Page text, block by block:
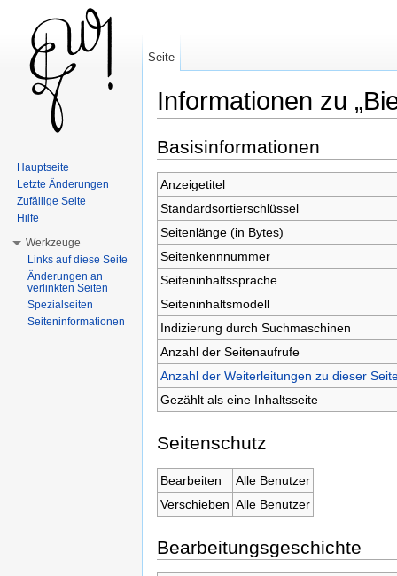
Informationen zu
Basisinformationen
Anzeigetitel
Standardsortierschlüssel
Seitenlänge (in Bytes)
Seitenkennnummer
Seiteninhaltssprache
Seiteninhaltsmodell
Indizierung durch Suchmaschinen
Anzahl der Seitenaufrufe
Anzahl der Weiterleitungen zu dieser
Gezählt als eine Inhaltsseite
Seitenschutz
Bearbeiten
Alle Benutzer
Verschieben Alle Benutzer
Bearbeitungsgeschichte
Seite
Hauptseite
Letzte Änderungen
Zufällige Seite
Hilfe
Werkzeuge
Links auf diese Seite
Änderungen an
verlinkten Seiten
Spezialseiten
Seiteninformationen